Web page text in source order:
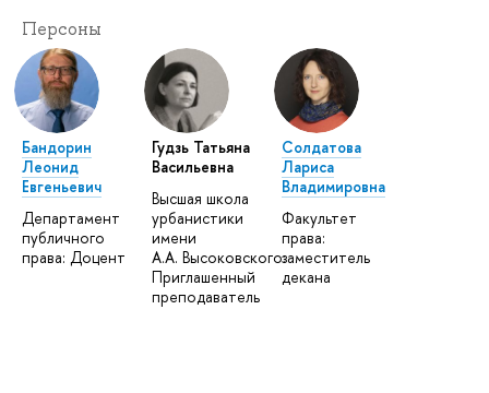
Персоны
Бандорин
Леонид
Евгеньевич
Департамент
публичного
права: Доцент
Гудзь Татьяна
Васильевна
Высшая школа
урбанистики
имени
А.А. Высоковского:
Приглашенный
преподаватель
Солдатова
Лариса
Владимировна
Факультет
права:
заместитель
декана